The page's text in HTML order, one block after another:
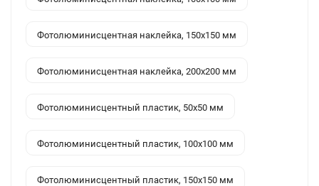
Фотолюминисцентная наклейка, 150x150 мм
Фотолюминисцентная наклейка, 200x200 мм
Фотолюминисцентный пластик, 50x50 мм
Фотолюминисцентный пластик, 100x100 мм
Фотолюминисцентный пластик, 150x150 мм